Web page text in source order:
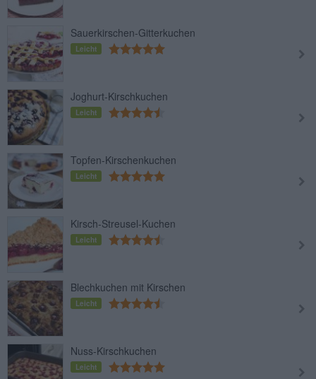
Sauerkirschen-Gitterkuchen
Leicht
Joghurt-Kirschkuchen
Leicht
Topfen-Kirschenkuchen
Leicht
Kirsch-Streusel-Kuchen
Leicht
Blechkuchen mit Kirschen
Leicht
Nuss-Kirschkuchen
Leicht